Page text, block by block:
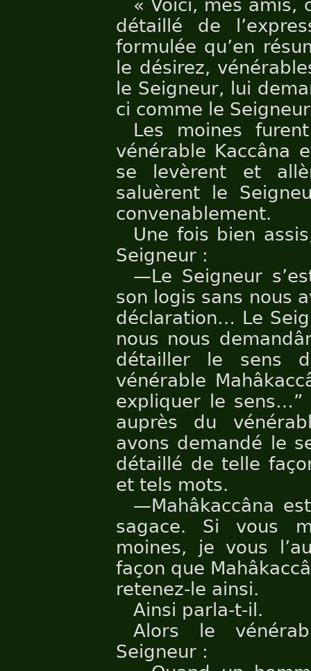
« Voici, mes amis,
détaillé de
formulée qu’en
le désirez,
le Seigneur, lui
ci comme le
Les moines
vénérable Kaccâna
se levèrent et
saluèrent le
convenablement.
Une fois bien
Seigneur :
—Le Seigneur
son logis sans nous
déclaration… Le
nous nous
détailler le sens
vénérable
expliquer le sens…”
auprès du
avons demandé le
détaillé de telle
et tels mots.
—Mahâkaccâna
sagace. Si vous
moines, je vous
façon que
retenez-le ainsi.
Ainsi parla-t-il.
Alors le
Seigneur :